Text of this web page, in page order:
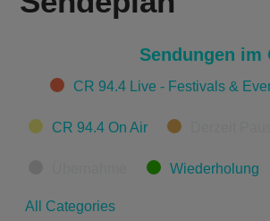
Sendungen im
CategoriesCR 94.4 Live - Festivals &
CR 94.4 On Air
Wiederholung
All Categories